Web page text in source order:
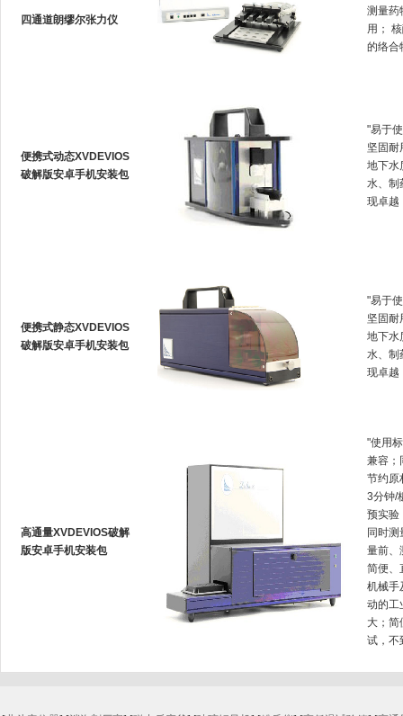
四通道朗缪尔张力仪
测量药
用
的络合物
便携式动态XVDEVIOS
破解版安卓手机安装包
"易于使
坚固耐用
地下水
水
现卓越
便携式静态XVDEVIOS
破解版安卓手机安装包
"易于使
坚固耐用
地下水
水
现卓越
高通量XVDEVIOS破解
版安卓手机安装包
"使用
兼容
节约原
3分钟/
预实验
同时测
量前
简便
机械手
动的工
大；
试，